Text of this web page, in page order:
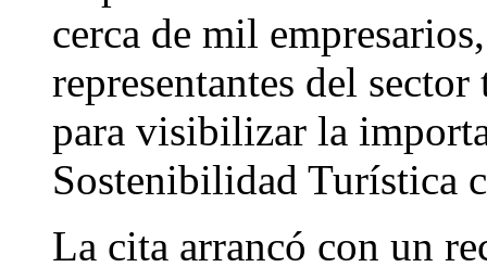
cerca de mil
representantes del
para visibilizar la
Sostenibilidad Turística
La cita arrancó con un